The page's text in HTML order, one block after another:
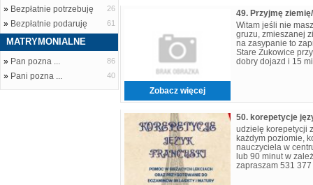
» Bezpłatnie potrzebuję 26
» Bezpłatnie podaruję 61
MATRYMONIALNE
» Pan pozna ... 86
» Pani pozna ... 40
Zobacz więcej
Witam jeśli nie
gruzu, zmieszanej
na zasypanie to
Stare Żukowice
dobry dojazd i 15
50. korepetycje
udzielę korepetycji
każdym poziomie,
nauczyciela w
lub 90 minut w
zapraszam 531